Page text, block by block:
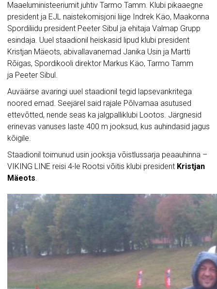
Maaeluministeeriumit juhtiv Tarmo Tamm. Klubi pikaaegne
president ja EJL naistekomisjoni liige Indrek Käo, Maakonna
Spordiliidu president Peeter Sibul ja ehitaja Valmap Grupp
esindaja. Uuel staadionil heiskasid lipud klubi president
Kristjan Mäeots, abivallavanemad Janika Usin ja Martti
Rõigas, Spordikooli direktor Markus Käo, Tarmo Tamm
ja Peeter Sibul.
Auväärse avaringi uuel staadionil tegid lapsevankritega
noored emad. Seejärel said rajale Põlvamaa asutused
ettevõtted, nende seas ka jalgpalliklubi Lootos. Järgnesid
erinevas vanuses laste 400 m jooksud, kus auhindasid jagus
kõigile.
Staadionil toimunud usin jooksja võistlussarja peaauhinna –
VIKING LINE reisi 4-le Rootsi võitis klubi president Kristjan
Mäeots.